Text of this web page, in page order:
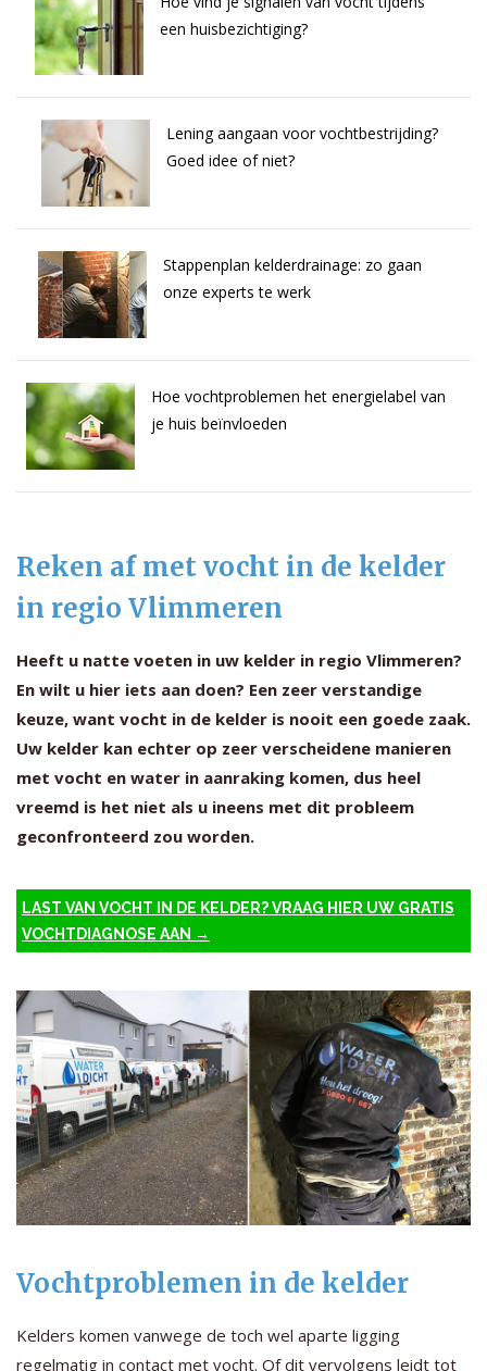
een huisbezichtiging?
Lening aangaan voor vochtbestrijding?
Goed idee of niet?
Stappenplan kelderdrainage: zo gaan
onze experts te werk
Hoe vochtproblemen het energielabel van
je huis beïnvloeden
Reken af met vocht in de kelder
in regio Vlimmeren
Heeft u natte voeten in uw kelder in regio Vlimmeren?
En wilt u hier iets aan doen? Een zeer verstandige
keuze, want vocht in de kelder is nooit een goede zaak.
Uw kelder kan echter op zeer verscheidene manieren
met vocht en water in aanraking komen, dus heel
vreemd is het niet als u ineens met dit probleem
geconfronteerd zou worden.
LAST VAN VOCHT IN DE KELDER? VRAAG HIER UW GRATIS
VOCHTDIAGNOSE AAN →
Vochtproblemen in de kelder
Kelders komen vanwege de toch wel aparte ligging
regelmatig in contact met vocht. Of dit vervolgens leidt tot